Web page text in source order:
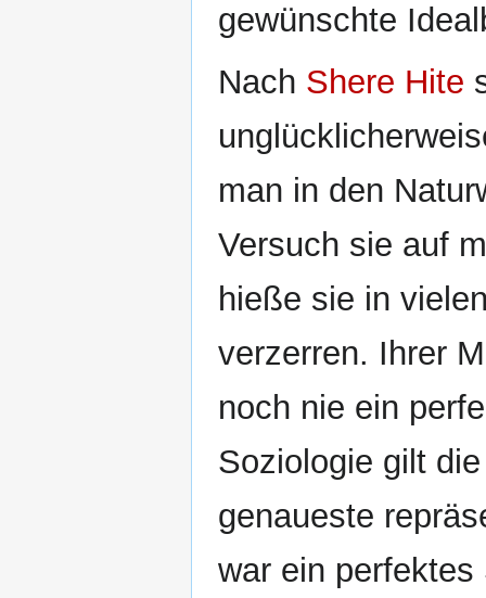
gewünschte
Nach Shere Hite
man in den
Versuch sie auf
hieße sie in
verzerren. Ihrer
noch nie ein
Soziologie gilt
genaueste
war ein